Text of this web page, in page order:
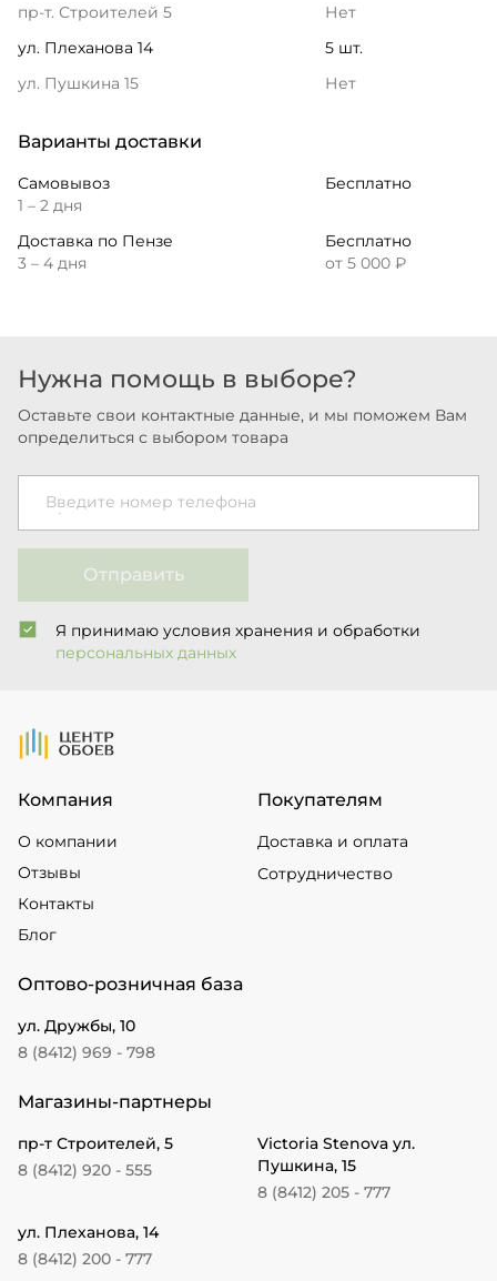
пр-т. Строителей 5
Нет
ул. Плеханова 14
5 шт.
ул. Пушкина 15
Нет
Варианты доставки
Самовывоз
1 – 2 дня
Бесплатно
Доставка по Пензе
3 – 4 дня
Бесплатно
от 5 000 ₽
Нужна помощь в выборе?
Оставьте свои контактные данные, и мы поможем Вам
определиться с выбором товара
Введите номер телефона
Отправить
Я принимаю условия хранения и обработки
персональных данных
На Главную
Компания
О компании
Отзывы
Контакты
Блог
Покупателям
Доставка и оплата
Сотрудничество
Оптово-розничная база
ул. Дружбы, 10
8 (8412) 969 - 798
Магазины-партнеры
пр-т Строителей, 5
8 (8412) 920 - 555
Victoria Stenova ул.
Пушкина, 15
8 (8412) 205 - 777
ул. Плеханова, 14
8 (8412) 200 - 777